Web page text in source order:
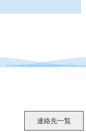
連絡先一覧